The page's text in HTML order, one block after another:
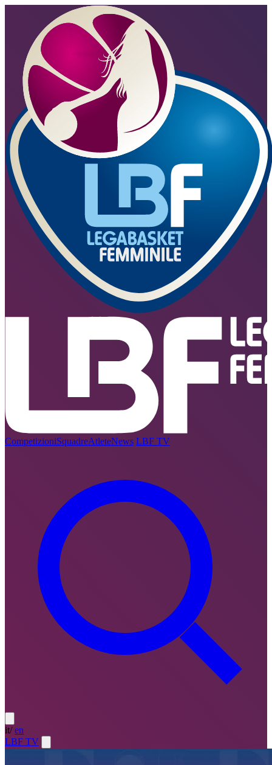
CompetizioniSquadreAtleteNews LBF TV
it/ en
LBF TV